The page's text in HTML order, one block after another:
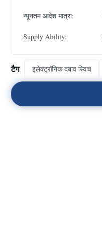
न्यूनतम आदेश मात्रा:
Supply Ability:
टैग इलेक्ट्रॉनिक दबाव स्विच